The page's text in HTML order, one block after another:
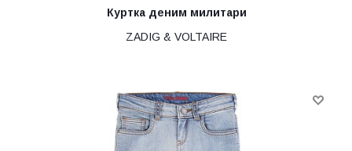
Куртка деним милитари
ZADIG & VOLTAIRE